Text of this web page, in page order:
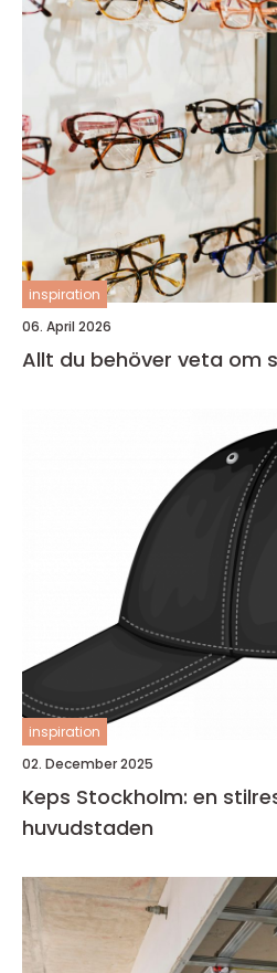
inspiration
06. April 2026
Allt du behöver veta om
inspiration
02. December 2025
Keps Stockholm: en
huvudstaden